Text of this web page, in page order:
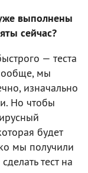
выполнены
сейчас?
— теста
мы
изначально
Но чтобы
будет
мы получили
тест на